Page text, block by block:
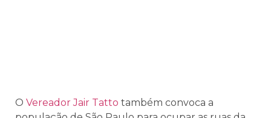
O Vereador Jair Tatto também convoca a